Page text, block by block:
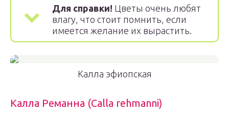
Для справки! Цветы очень любят
влагу, что стоит помнить, если
имеется желание их вырастить.
Калла эфиопская
Калла Реманна (Calla rehmanni)